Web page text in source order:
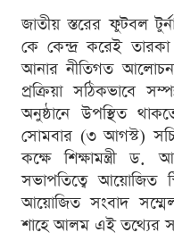
জাতীয় স্তরের ফুটবল
কে কেন্দ্র করেই তারকা
আনার নীতিগত
প্রক্রিয়া সঠিকভাবে
অনুষ্ঠানে উপস্থিত
সোমবার (৩ আগস্ট)
কক্ষে শিক্ষামন্ত্রী
সভাপতিত্বে আয়োজিত
আয়োজিত সংবাদ
শাহে আলম এই তথ্যের